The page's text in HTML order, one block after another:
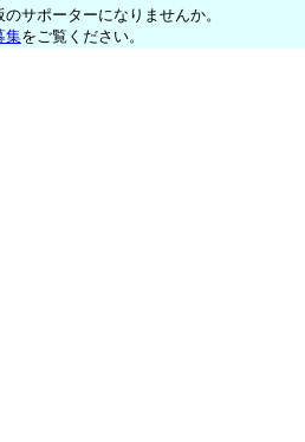
サポーターになりませんか。
集をご覧ください。